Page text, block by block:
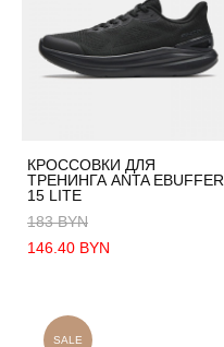
КРОССОВКИ ДЛЯ
ТРЕНИНГА ANTA EBUFFER
15 LITE
183 BYN
146.40 BYN
SALE